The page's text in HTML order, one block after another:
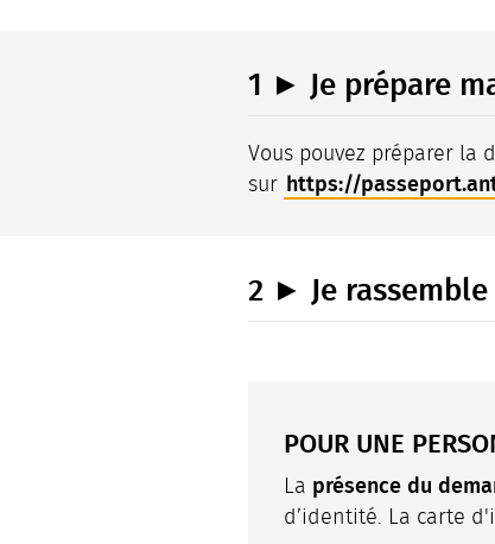
1 ► Je prépare
Vous pouvez préparer la
sur https://
2 ► Je
POUR UNE
La présence du
d’identité. La carte